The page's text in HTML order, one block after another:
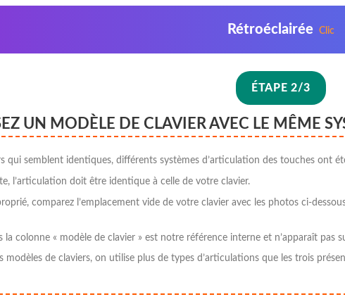
Rétroéclairée Clic
ÉTAPE 2/3
UN MODÈLE DE CLAVIER AVEC LE MÊME
qui semblent identiques, différents systèmes d’articulation des touches ont
l’articulation doit être identique à celle de votre clavier.
comparez l’emplacement vide de votre clavier avec les photos ci-
la colonne « modèle de clavier » est notre référence interne et n’apparaît pas
modèles de claviers, on utilise plus de types d’articulations que les trois